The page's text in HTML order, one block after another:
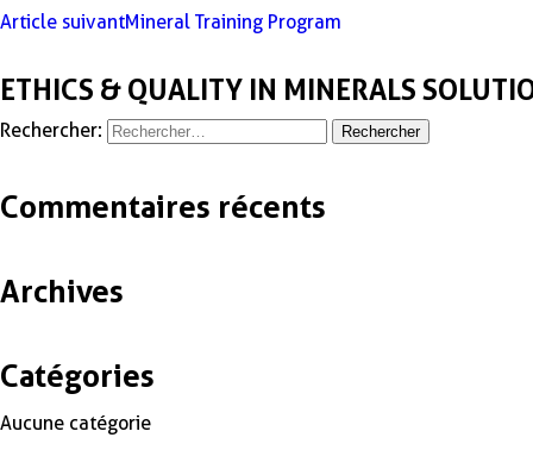
Article suivantMineral Training Program
ETHICS & QUALITY IN MINERALS
Rechercher :
Commentaires récents
Archives
Catégories
Aucune catégorie